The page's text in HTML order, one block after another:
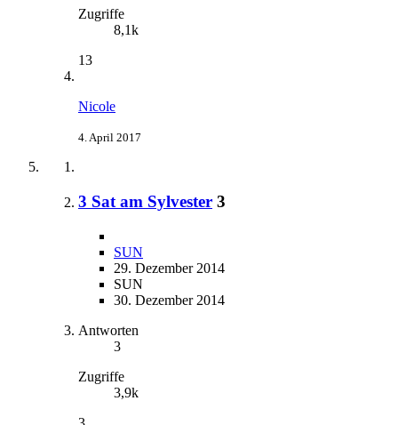
Zugriffe
8,1k
13
Nicole
4. April 2017
3 Sat am Sylvester 3
SUN
29. Dezember 2014
SUN
30. Dezember 2014
Antworten
3
Zugriffe
3,9k